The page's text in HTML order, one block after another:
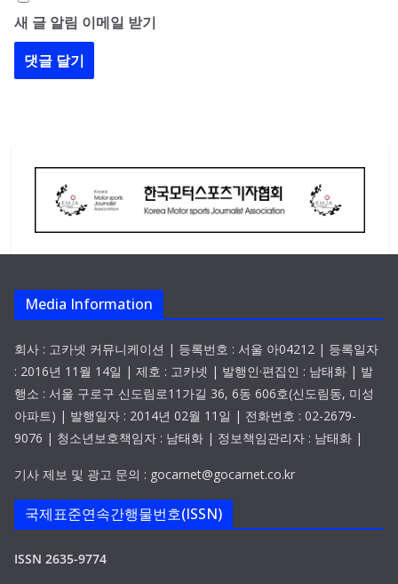
새 글 알림 이메일 받기
Media Information
회사 : 고카넷 커뮤니케이션 | 등록번호 : 서울 아04212 | 등록일자
: 2016년 11월 14일 | 제호 : 고카넷 | 발행인·편집인 : 남태화 | 발
행소 : 서울 구로구 신도림로11가길 36, 6동 606호(신도림동, 미성
아파트) | 발행일자 : 2014년 02월 11일 | 전화번호 : 02-2679-
9076 | 청소년보호책임자 : 남태화 | 정보책임관리자 : 남태화 |
기사 제보 및 광고 문의 : gocarnet@gocarnet.co.kr
국제표준연속간행물번호(ISSN)
ISSN 2635-9774